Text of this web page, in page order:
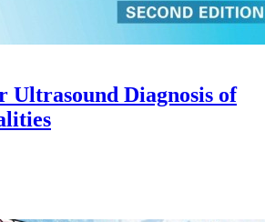
Ultrasound Diagnosis of